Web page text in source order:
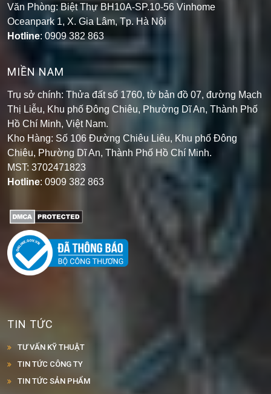
Oceanpark 1, X. Gia Lâm, Tp. Hà Nội
Hotline: 0909 382 863
MIỀN NAM
Trụ sở chính: Thửa đất số 1760, tờ bản đồ 07, đường Mạch
Thị Liễu, Khu phố Đông Chiêu, Phường Dĩ An, Thành Phố
Hồ Chí Minh, Việt Nam.
Kho Hàng: Số 106 Đường Chiêu Liêu, Khu phố Đông
Chiêu, Phường Dĩ An, Thành Phố Hồ Chí Minh.
MST: 3702471823
Hotline: 0909 382 863
TƯ VẤN KỸ THUẬT
TIN TỨC CÔNG TY
TIN TỨC SẢN PHẨM